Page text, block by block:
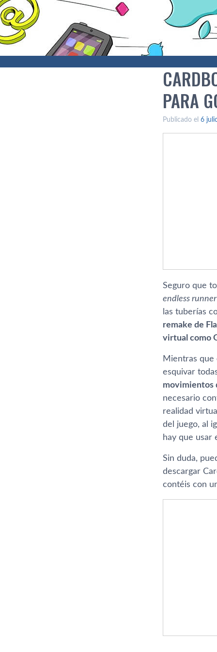
PARA
Publicado el 6
Seguro que
endless runner
las tuberí­as
remake de
virtual como
Mientras que
esquivar
movimientos
necesario
realidad
del juego, al
hay que usar
Sin duda,
descargar
contéis con